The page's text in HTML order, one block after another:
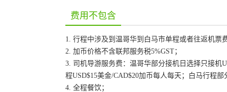
费用不包含
1. 行程中涉及到温哥华到白马市单程或者往返机票
2. 加币价格不含联邦服务税5%GST；
3. 司机导游服务费：温哥华部分接机日选择只接机
程USD$15美金/CAD$20加币每人每天；白马行程部
4. 全程餐饮；